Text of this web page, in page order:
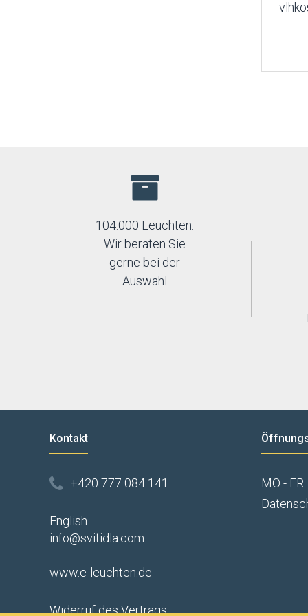
104.000 Leuchten.
Wir beraten Sie
gerne bei der
Auswahl
Kontakt
+420 777 084 141
English
info@svitidla.com
www.e-leuchten.de
Widerruf des Vertrags
MO - FR